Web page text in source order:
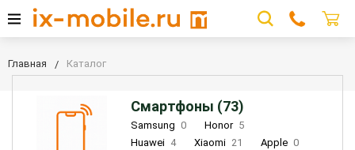
Главная Каталог
Смартфоны (73)
Samsung 0 Honor 5
Huawei 4 Xiaomi 21 Apple 0